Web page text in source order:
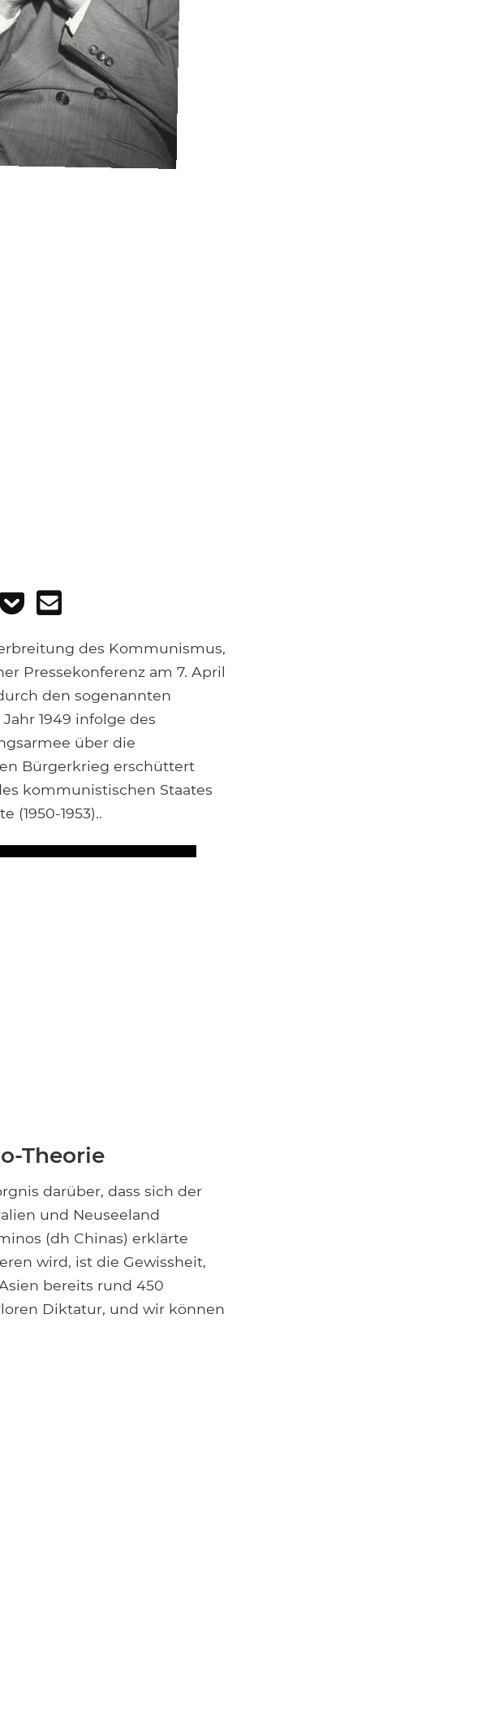
Add
Pocket des Kommunismus,
Pressekonferenz am 7. April
den sogenannten
1949 infolge des
über die
Bürgerkrieg erschüttert
kommunistischen Staates
(1950-1953)..
Theorie
darüber, dass sich der
und Neuseeland
(dh Chinas) erklärte
wird, ist die Gewissheit,
bereits rund 450
Diktatur, und wir können